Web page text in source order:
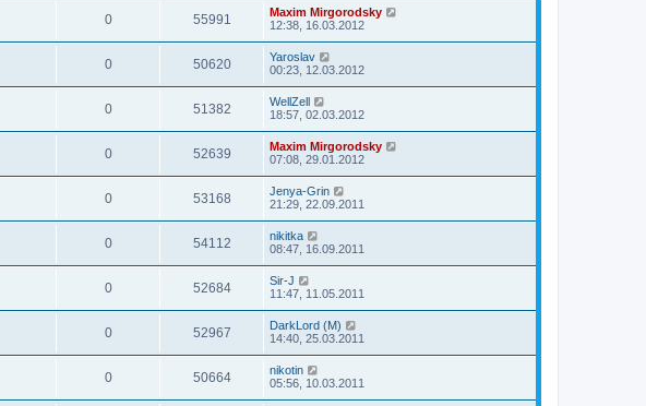
0 55991
Maxim Mirgorodsky
12:38, 16.03.2012
0 50620
Yaroslav
00:23, 12.03.2012
0 51382
WellZell
18:57, 02.03.2012
0 52639
Maxim Mirgorodsky
07:08, 29.01.2012
0 53168
Jenya-Grin
21:29, 22.09.2011
0 54112
nikitka
08:47, 16.09.2011
0 52684
Sir-J
11:47, 11.05.2011
0 52967
DarkLord (M)
14:40, 25.03.2011
0 50664
nikotin
05:56, 10.03.2011